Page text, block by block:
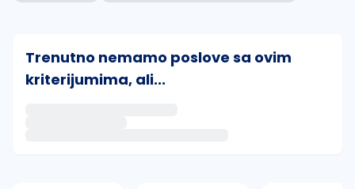
Trenutno nemamo poslove sa ovim
kriterijumima, ali...